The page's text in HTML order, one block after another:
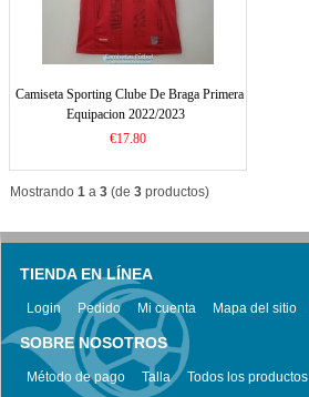
Camiseta Sporting Clube De Braga Primera
Equipacion 2022/2023
€17.80
Mostrando 1a 3(de 3productos)
TIENDA EN LÍNEA
Login Pedido Mi cuenta Mapa del sitio
SOBRE NOSOTROS
Método de pago Talla Todos los productos